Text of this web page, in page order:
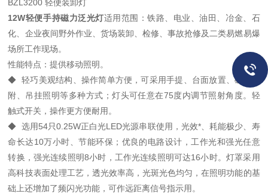
BZL3200 轻便装卸灯
12W轻便手持磁力泛光灯适用范围：铁路、电业、油田、冶金、石
化、企业夜间野外作业、货场装卸、检修、事故抢修及二类易燃易爆
场所工作现场。
性能特点：提供移动照明。
◆ 轻巧美观结构、操作简单方便，可采用手提、台面放置、磁力吸
附、吊挂照明等多种方式；灯头可任意在75度内调节照射角度。轻
触式开关，操作更方便耐用。
◆ 选用54只0.25W正白光LED光源串联使用，光效*、耗能极少、寿
命长达10万小时、节能环保；优良的电路设计，工作光和强光任意
转换，强光连续照明8小时，工作光连续照明可达16小时。灯罩采用
高科技表面处理工艺，透光效率高，光斑光色均匀，在照明功能的基
础上还增加了频闪光功能，可作远距离信号指示用。